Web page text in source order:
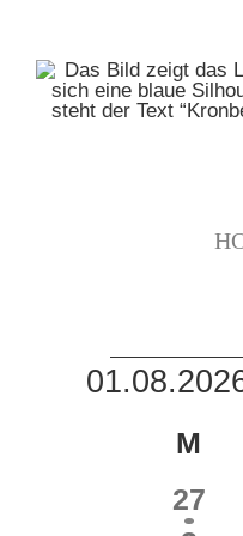
springen
wählen.
VON
M
2
27